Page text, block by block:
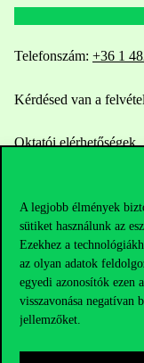
A legjobb élmények
sütiket használunk az
Ezekhez a
az olyan adatok
egyedi azonosítók ezen
visszavonása negatívan
jellemzőket.
Telefonszám: +36 1
Kérdésed van a
Oktatói elérhetőségek
Sajtó:press@uni-